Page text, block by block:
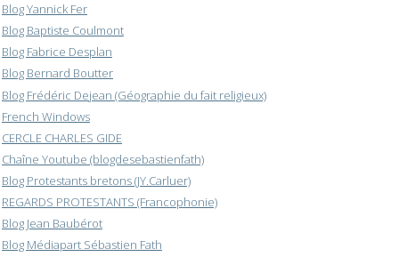
Blog Yannick Fer
Blog Baptiste Coulmont
Blog Fabrice Desplan
Blog Bernard Boutter
Blog Frédéric Dejean (Géographie du fait religieux)
French Windows
CERCLE CHARLES GIDE
Chaîne Youtube (blogdesebastienfath)
Blog Protestants bretons (JY.Carluer)
REGARDS PROTESTANTS (Francophonie)
Blog Jean Baubérot
Blog Médiapart Sébastien Fath